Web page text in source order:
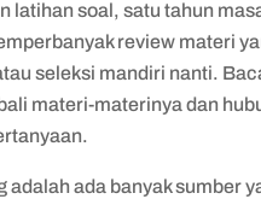
latihan soal, satu tahun
review materi
seleksi mandiri nanti.
materi-materinya dan
adalah ada banyak sumber